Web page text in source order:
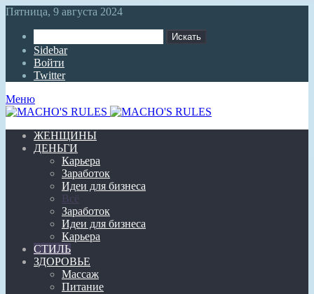
Пятница, 9 августа 2024
Искать
Sidebar
Войти
Twitter
Меню
ЖЕНЩИНЫ
ДЕНЬГИ
Карьера
Заработок
Идеи для бизнеса
Всё
Заработок
Идеи для бизнеса
Карьера
СТИЛЬ
ЗДОРОВЬЕ
Массаж
Питание